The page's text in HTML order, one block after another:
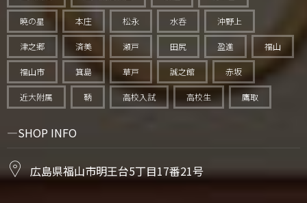
暁の星 本庄 松永 水呑 沖野上
津之郷 済美 瀬戸 田尻 盈進 福山
福山市 箕島 草戸 誠之館 赤坂
近大附属 鞆 高校入試 高校生 鷹取
SHOP INFO
広島県福山市明王台5丁目17番21号